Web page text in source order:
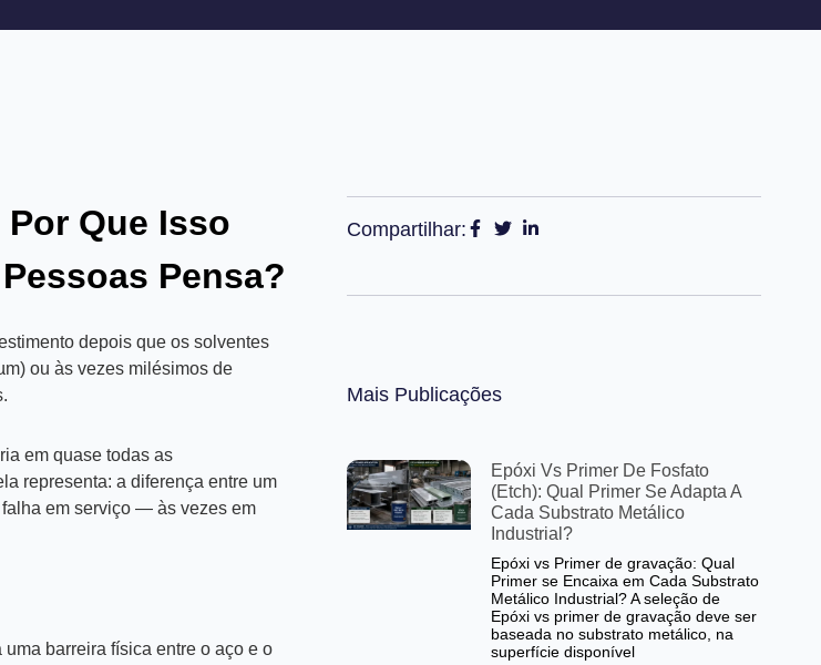
Que Isso
Pensa?
depois que os solventes
ou às vezes milésimos de
em quase todas as
representa: a diferença entre um
em serviço — às vezes em
barreira física entre o aço e o
Compartilhar:
Mais Publicações
Epóxi Vs Primer De Fosfato
(Etch): Qual Primer Se Adapta A
Cada Substrato Metálico
Industrial?
Epóxi vs Primer de gravação: Qual
Primer se Encaixa em Cada Substrato
Metálico Industrial? A seleção de
Epóxi vs primer de gravação deve ser
baseada no substrato metálico, na
superfície disponível